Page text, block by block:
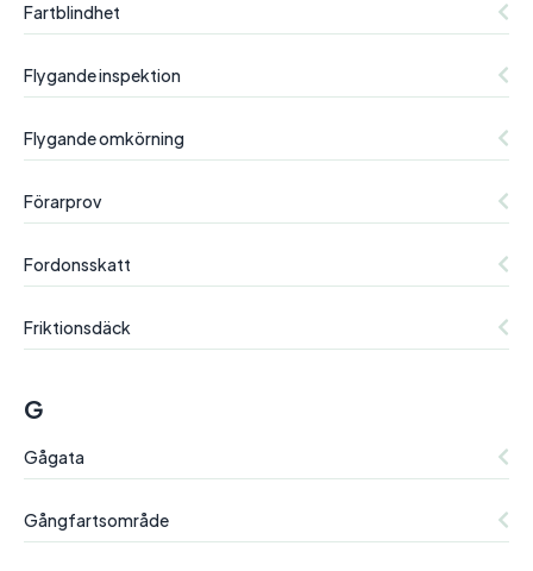
Fartblindhet
Flygande inspektion
Flygande omkörning
Förarprov
Fordonsskatt
Friktionsdäck
G
Gågata
Gångfartsområde